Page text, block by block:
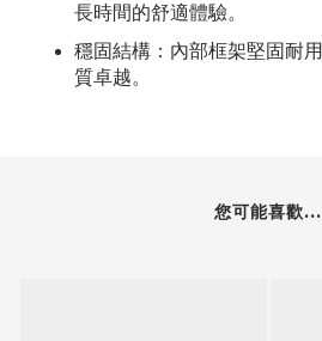
長時間的舒適體驗。
穩固結構：內部框架堅固耐
質卓越。
您可能喜歡...